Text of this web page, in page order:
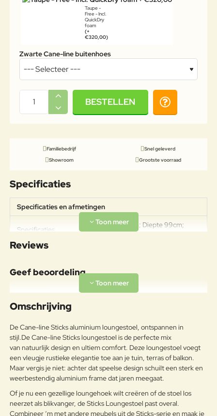
Taupe -
Free - Incl.
QuickDry
foam
(+
€320,00)
Zwarte Cane-line buitenhoes
BESTELLEN
Familiebedrijf
Snel geleverd
Showroom
Grootste voorraad
Specificaties
Specificaties en afmetingen
Specificaties
Breedte 94cm; Diepte 99cm;
Hoogte 58cm.Gewicht 15kg.
aan meubels in gepoedercoat
aluminium. Poedercoating dient als
buiten en binnen.
Cane-line Natté is een uniek
materiaal geproduceerd door
Sunbrella voor Cane-line. Cane-
line Natté combineert de sterkte
met de comfortabele zachtheid
van de traditionele Sunbrella
Reviews
Geef beoordeling
Uw naam:
g:
Note:HTML-code wordt niet vertaald!
Waardering:
Waarderin
g:
Slecht Goed
Omschrijving
De Cane-line Sticks aluminium loungestoel, ontspannen in
stijl.De Cane-line Sticks loungestoel is de perfecte mix
van natuurlijk design en ultiem comfort. Deze loungestoel voegt
een vleugje rustieke elegantie toe aan je tuin, terras of balkon.
Maar vergis je niet: achter dat speelse design schuilt een sterk en
weerbestendig aluminium frame dat jaren meegaat.
Of je nu een gezellige loungehoek wilt creëren of de stoel los
neerzet als blikvanger, de Sticks Loungestoel past overal.
Combineer ‘m met andere meubels uit de Sticks-serie en maak je